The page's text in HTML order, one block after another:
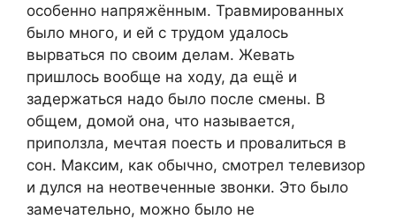
особенно напряжённым. Травмированных
было много, и ей с трудом удалось
вырваться по своим делам. Жевать
пришлось вообще на ходу, да ещё и
задержаться надо было после смены. В
общем, домой она, что называется,
приползла, мечтая поесть и провалиться в
сон. Максим, как обычно, смотрел телевизор
и дулся на неотвеченные звонки. Это было
замечательно, можно было не